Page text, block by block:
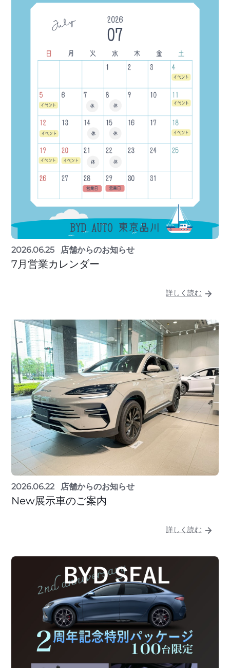
2026.06.25 店舗からのお知らせ
7月営業カレンダー
詳しく読む
2026.06.22 店舗からのお知らせ
New展示車のご案内
詳しく読む